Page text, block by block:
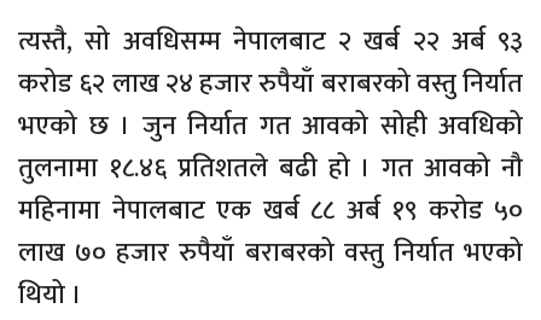
त्यस्तै, सो अवधिसम्म नेपालबाट २ खर्ब २२ अर्ब ९३
करोड ६२ लाख २४ हजार रुपैयाँ बराबरको वस्तु निर्यात
भएको छ । जुन निर्यात गत आवको सोही अवधिको
तुलनामा १८.४६ प्रतिशतले बढी हो । गत आवको नौ
महिनामा नेपालबाट एक खर्ब ८८ अर्ब १९ करोड ५०
लाख ७० हजार रुपैयाँ बराबरको वस्तु निर्यात भएको
थियो ।